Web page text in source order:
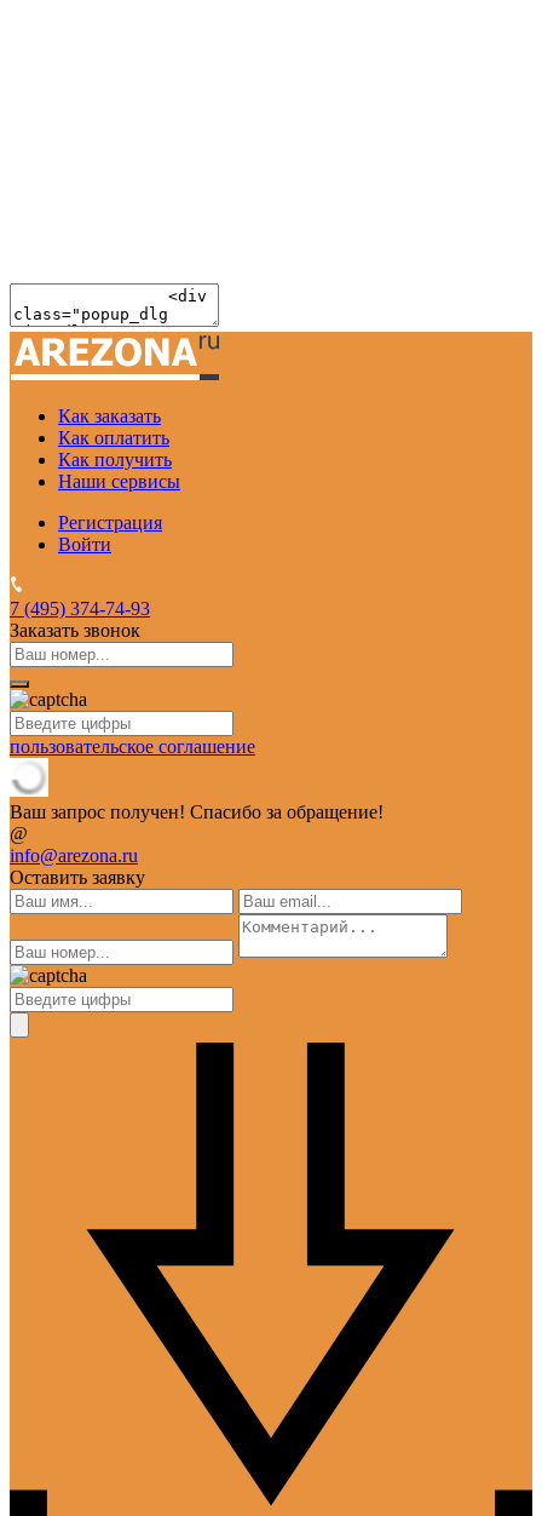
Как заказать
Как оплатить
Как получить
Наши сервисы
Регистрация
Войти
7 (495) 374-74-93
Заказать звонок
пользовательское соглашение
Ваш запрос получен! Спасибо за обращение!
@
info@arezona.ru
Оставить заявку